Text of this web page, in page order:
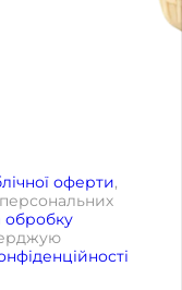
оферти,
обробку